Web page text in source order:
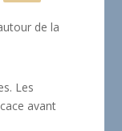
de la
Les
avant